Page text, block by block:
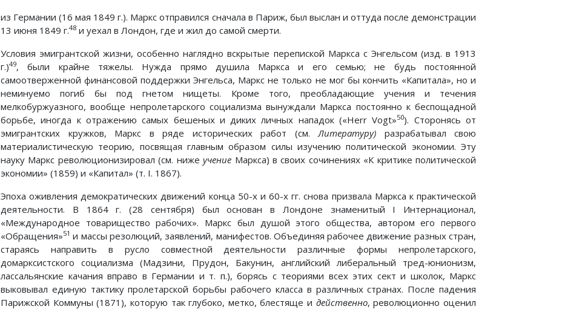
из Германии (16 мая 1849 г.). Маркс отправился сначала в Париж, был выслан и оттуда после демонстрации
13 июня 1849 г.48 и уехал в Лондон, где и жил до самой смерти.
Условия эмигрантской жизни, особенно наглядно вскрытые перепиской Маркса с Энгельсом (изд. в 1913
г.)49, были крайне тяжелы. Нужда прямо душила Маркса и его семью; не будь постоянной
самоотверженной финансовой поддержки Энгельса, Маркс не только не мог бы кончить «Капитала», но и
неминуемо погиб бы под гнетом нищеты. Кроме того, преобладающие учения и течения
мелкобуржуазного, вообще непролетарского социализма вынуждали Маркса постоянно к беспощадной
борьбе, иногда к отражению самых бешеных и диких личных нападок («Herr Vogt»50). Сторонясь от
эмигрантских кружков, Маркс в ряде исторических работ (см. Литературу) разрабатывал свою
материалистическую теорию, посвящая главным образом силы изучению политической экономии. Эту
науку Маркс революционизировал (см. нижеучение Маркса) в своих сочинениях «К критике политической
экономии» (1859) и «Капитал» (т. I. 1867).
Эпоха оживления демократических движений конца 50-х и 60-х гг. снова призвала Маркса к практической
деятельности. В 1864 г. (28 сентября) был основан в Лондоне знаменитый I Интернационал,
«Международное товарищество рабочих». Маркс был душой этого общества, автором его первого
«Обращения»51 и массы резолюций, заявлений, манифестов. Объединяя рабочее движение разных стран,
стараясь направить в русло совместной деятельности различные формы непролетарского,
домарксистского социализма (Мадзини, Прудон, Бакунин, английский либеральный тред-юнионизм,
лассальянские качания вправо в Германии и т. п.), борясь с теориями всех этих сект и школок, Маркс
выковывал единую тактику пролетарской борьбы рабочего класса в различных странах. После падения
Парижской Коммуны (1871), которую так глубоко, метко, блестяще и действенно, революционно оценил